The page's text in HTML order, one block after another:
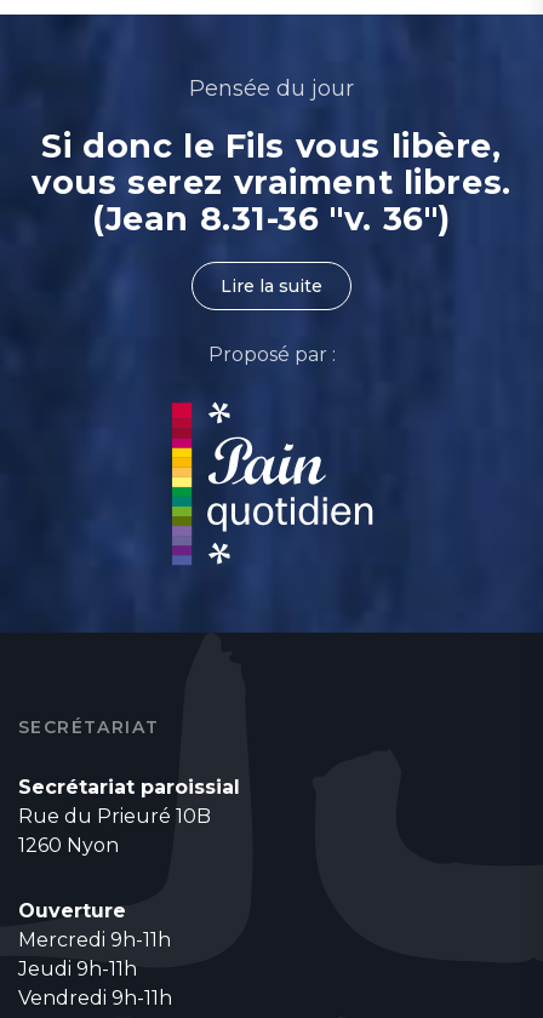
Pensée du jour
Si donc le Fils vous libère,
vous serez vraiment libres.
(Jean 8.31-36 "v. 36")
Lire la suite
Proposé par :
SECRÉTARIAT
Secrétariat paroissial
Rue du Prieuré 10B
1260 Nyon
Ouverture
Mercredi 9h-11h
Jeudi 9h-11h
Vendredi 9h-11h